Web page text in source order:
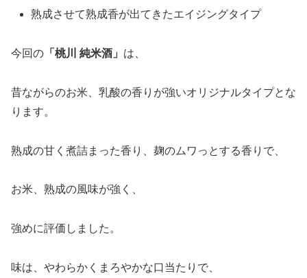
熟成させて熟成香が出てきたエイジングタイプ
今回の 「 桃川 純米酒 」 は、
昔ながらのお米、乳酸の香りが強いオリジナルタイプとな
ります。
熟成の甘く煮詰まった香り、麹のムワっとする香りで、
お米、熟成の風味が強く、
強めに評価しました。
味は、やわらかくまろやかな口当たりで、